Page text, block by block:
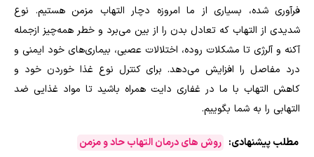
فرآوری شده، بسیاری از ما امروزه دچار التهاب مزمن هستیم. نوع
شدیدی از التهاب که تعادل بدن را از بین می‌برد و خطر همه‌چیز ازجمله
آکنه و آلرژی تا مشکلات روده، اختلالات عصبی، بیماری‌های خود ایمنی و
درد مفاصل را افزایش می‌دهد. برای کنترل نوع غذا خوردن خود و
کاهش التهاب با ما در غفاری دایت همراه باشید تا مواد غذایی ضد
التهابی را به شما بگوییم.
مطلب پیشنهادی: روش های درمان التهاب حاد و مزمن